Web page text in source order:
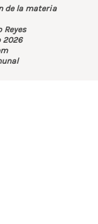
de la materia
Reyes
2026